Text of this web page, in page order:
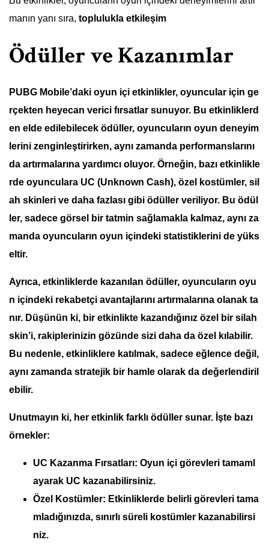
manın yanı sıra, toplulukla etkileşim
Ödüller ve Kazanımlar
PUBG Mobile’daki oyun içi etkinlikler, oyuncular için ge
rçekten heyecan verici fırsatlar sunuyor. Bu etkinliklerd
en elde edilebilecek ödüller, oyuncuların oyun deneyim
lerini zenginleştirirken, aynı zamanda performanslarını
da artırmalarına yardımcı oluyor. Örneğin, bazı etkinlikle
rde oyunculara UC (Unknown Cash), özel kostümler, sil
ah skinleri ve daha fazlası gibi ödüller veriliyor. Bu ödül
ler, sadece görsel bir tatmin sağlamakla kalmaz, aynı za
manda oyuncuların oyun içindeki statistiklerini de yüks
eltir.
Ayrıca, etkinliklerde kazanılan ödüller, oyuncuların oyu
n içindeki rekabetçi avantajlarını artırmalarına olanak ta
nır. Düşünün ki, bir etkinlikte kazandığınız özel bir silah
skin’i, rakiplerinizin gözünde sizi daha da özel
kılabilir.
Bu nedenle, etkinliklere katılmak, sadece eğlence değil,
aynı zamanda stratejik bir hamle olarak da değerlendiril
ebilir.
Unutmayın ki, her etkinlik farklı ödüller sunar. İşte bazı
örnekler:
UC Kazanma Fırsatları: Oyun içi görevleri tamaml
ayarak UC kazanabilirsiniz.
Özel Kostümler: Etkinliklerde belirli görevleri tama
mladığınızda, sınırlı süreli kostümler kazanabilirsi
niz.